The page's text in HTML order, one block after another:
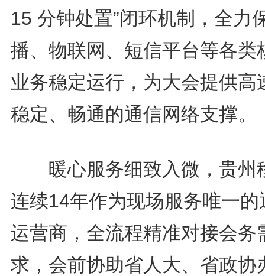
15 分钟处置”闭环机制，全力
播、物联网、短信平台等各类
业务稳定运行，为大会提供高
稳定、畅通的通信网络支撑。
暖心服务细致入微，贵州
连续14年作为现场服务唯一的
运营商，全流程精准对接会务
求，会前协助省人大、省政协